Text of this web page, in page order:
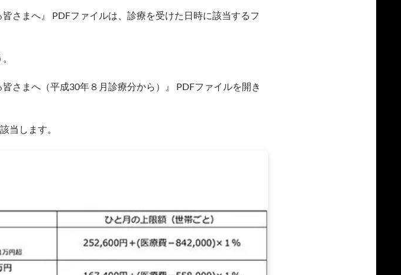
皆さまへ』 PDFファイルは、診療を受けた日時に該当するフ
皆さまへ（平成30年８月診療分から）』 PDFファイルを開き
当します。